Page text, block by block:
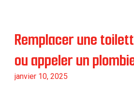
Remplacer une
ou appeler un
janvier 10, 2025